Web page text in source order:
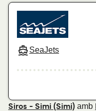
SeaJets
Siros - Simi (Simi) amb